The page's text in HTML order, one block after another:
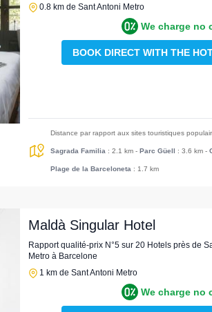
0.8 km de Sant Antoni Metro
We charge no
BOOK DIRECT WITH THE
Distance par rapport aux sites touristiques
Sagrada Familia : 2.1 km-Parc Güell : 3.6 km-
Plage de la Barceloneta : 1.7 km
Maldà Singular Hotel
Rapport qualité-prix N°5 sur 20 Hotels près de
Metro à Barcelone
1 km de Sant Antoni Metro
We charge no